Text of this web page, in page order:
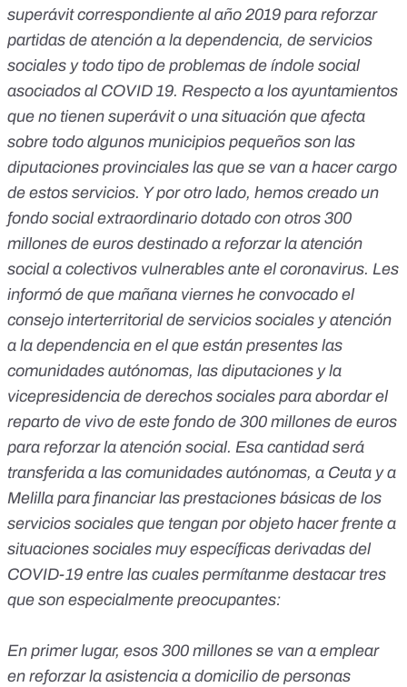
superávit correspondiente al año 2019 para reforzar
partidas de atención a la dependencia, de servicios
sociales y todo tipo de problemas de índole social
asociados al COVID 19. Respecto a los ayuntamientos
que no tienen superávit o una situación que afecta
sobre todo algunos municipios pequeños son las
diputaciones provinciales las que se van a hacer cargo
de estos servicios. Y por otro lado, hemos creado un
fondo social extraordinario dotado con otros 300
millones de euros destinado a reforzar la atención
social a colectivos vulnerables ante el coronavirus. Les
informó de que mañana viernes he convocado el
consejo interterritorial de servicios sociales y atención
a la dependencia en el que están presentes las
comunidades autónomas, las diputaciones y la
vicepresidencia de derechos sociales para abordar el
reparto de vivo de este fondo de 300 millones de euros
para reforzar la atención social. Esa cantidad será
transferida a las comunidades autónomas, a Ceuta y a
Melilla para financiar las prestaciones básicas de los
servicios sociales que tengan por objeto hacer frente a
situaciones sociales muy específicas derivadas del
COVID-19 entre las cuales permítanme destacar tres
que son especialmente preocupantes:
En primer lugar, esos 300 millones se van a emplear
en reforzar la asistencia a domicilio de personas